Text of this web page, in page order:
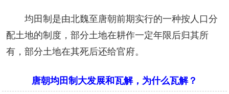
均田制是由北魏至唐朝前期实行的一种按人口分
配土地的制度，部分土地在耕作一定年限后归其所
有，部分土地在其死后还给官府。
唐朝均田制大发展和瓦解，为什么瓦解？